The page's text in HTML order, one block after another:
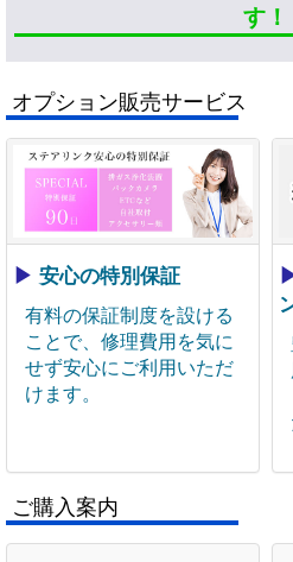
す！
オプション販売サービス
▶ 安心の特別保証
有料の保証制度を設ける
ことで、修理費用を気に
せず安心にご利用いただ
けます。
ご購入案内